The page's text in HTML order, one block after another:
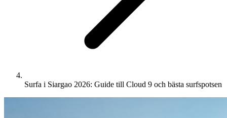
Surfa i Siargao 2026: Guide till Cloud 9 och bästa surfspotsen